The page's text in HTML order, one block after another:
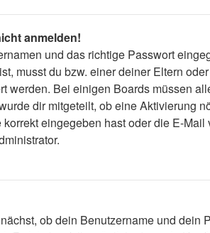
anmelden!
und das richtige Passwort
musst du bzw. einer deiner Eltern
werden. Bei einigen Boards müssen
dir mitgeteilt, ob eine Aktivierung
eingegeben hast oder die E-
ob dein Benutzername und